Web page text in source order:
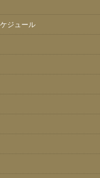
エッグヘッドクライシス
ジュール